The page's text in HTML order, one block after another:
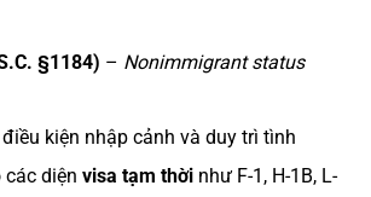
§1184) – Nonimmigrant status
kiện nhập cảnh và duy trì tình
diện visa tạm thờinhư F-1, H-1B, L-